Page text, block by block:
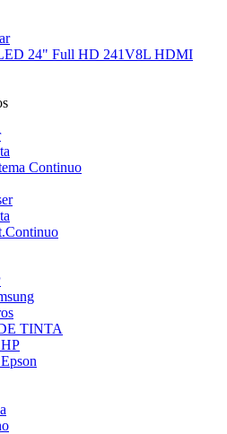
24" Full HD 241V8L HDMI
Continuo
TINTA